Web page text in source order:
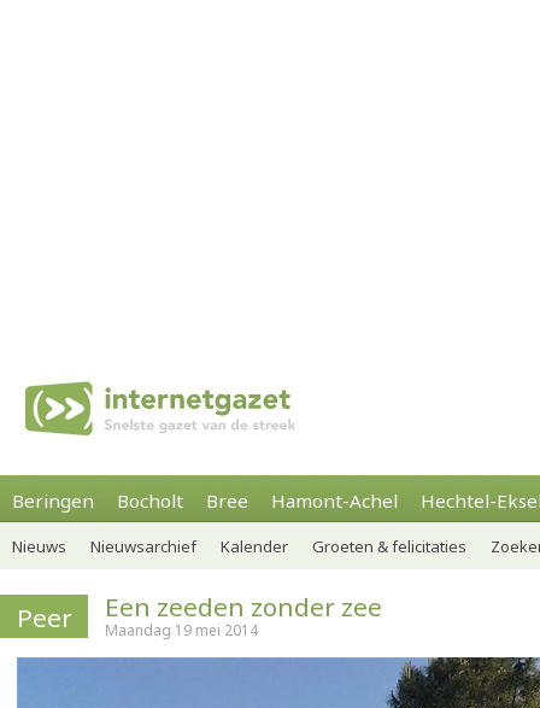
Beringen Bocholt Bree Hamont-Achel Hechtel-
Nieuws Nieuwsarchief Kalender Groeten & felicitaties
Peer Een zeeden zonder zee
Maandag 19 mei 2014